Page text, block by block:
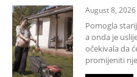
August 8, 2026
Pomogla
a onda je
očekivala da
promijeniti